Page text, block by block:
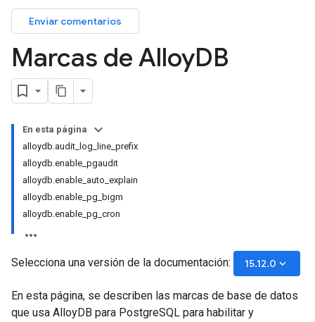
Enviar comentarios
Marcas de AlloyDB
En esta página
alloydb.audit_log_line_prefix
alloydb.enable_pgaudit
alloydb.enable_auto_explain
alloydb.enable_pg_bigm
alloydb.enable_pg_cron
Selecciona una versión de la documentación: 15.12.0 keyboard_arrow_down
En esta página, se describen las marcas de base de datos
que usa AlloyDB para PostgreSQL para habilitar y